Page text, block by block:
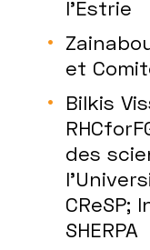
l’Estrie
et
Bilkis
des
CReSP;
SHERPA